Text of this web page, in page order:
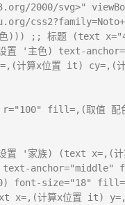
2000/svg>"
色))) ;; 标题 (text
'主色) text-
计算x位置 it)
fill=,(取值 配
置 '家族) (text x=,(
size="18" fill=,(
计算x位置 it)